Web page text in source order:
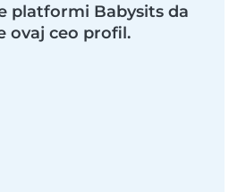
platformi Babysits da
ovaj ceo profil.